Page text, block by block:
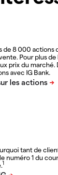
de 8 000 actions
Pour plus
prix du marché.
avec IG Bank.
tant de
numéro 1 du
1